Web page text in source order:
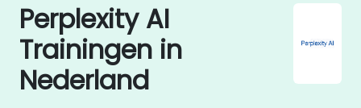
Perplexity AI
Trainingen in
Nederland